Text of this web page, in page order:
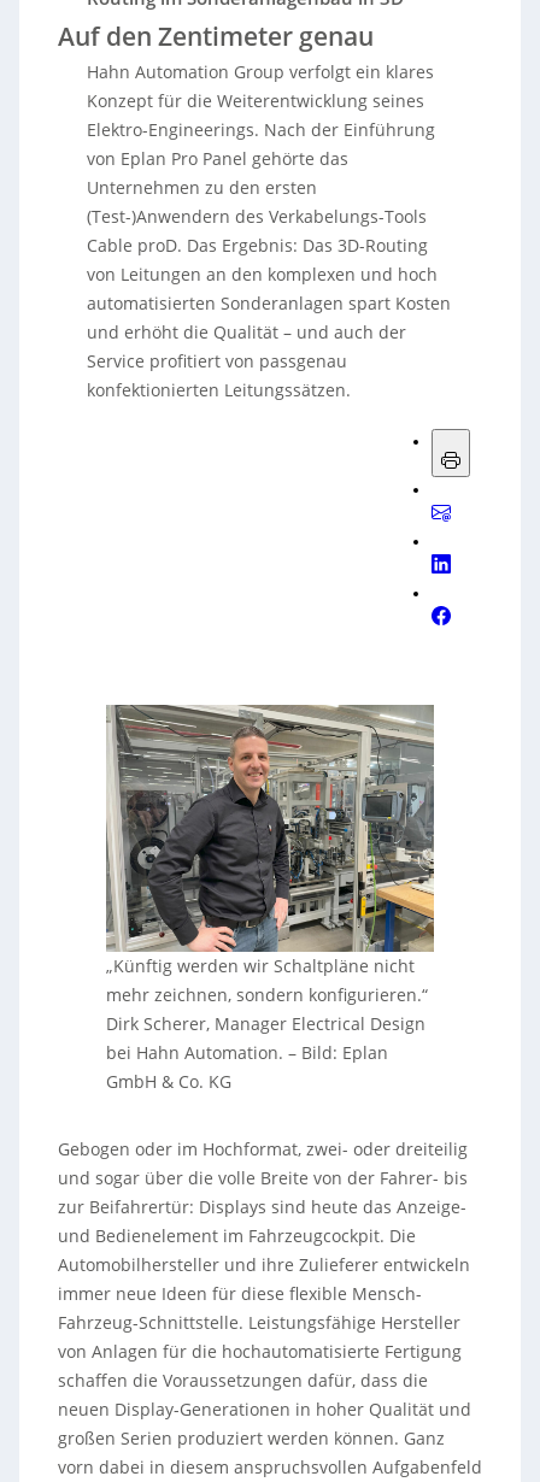
Auf den Zentimeter genau
Hahn Automation Group verfolgt ein klares
Konzept für die Weiterentwicklung seines
Elektro-Engineerings. Nach der Einführung
von Eplan Pro Panel gehörte das
Unternehmen zu den ersten
(Test-)Anwendern des Verkabelungs-Tools
Cable proD. Das Ergebnis: Das 3D-Routing
von Leitungen an den komplexen und hoch
automatisierten Sonderanlagen spart Kosten
und erhöht die Qualität – und auch der
Service profitiert von passgenau
konfektionierten Leitungssätzen.
„Künftig werden wir Schaltpläne nicht
mehr zeichnen, sondern konfigurieren.“
Dirk Scherer, Manager Electrical Design
bei Hahn Automation. – Bild: Eplan
GmbH & Co. KG
Gebogen oder im Hochformat, zwei- oder dreiteilig
und sogar über die volle Breite von der Fahrer- bis
zur Beifahrertür: Displays sind heute das Anzeige-
und Bedienelement im Fahrzeugcockpit. Die
Automobilhersteller und ihre Zulieferer entwickeln
immer neue Ideen für diese flexible Mensch-
Fahrzeug-Schnittstelle. Leistungsfähige Hersteller
von Anlagen für die hochautomatisierte Fertigung
schaffen die Voraussetzungen dafür, dass die
neuen Display-Generationen in hoher Qualität und
großen Serien produziert werden können. Ganz
vorn dabei in diesem anspruchsvollen Aufgabenfeld